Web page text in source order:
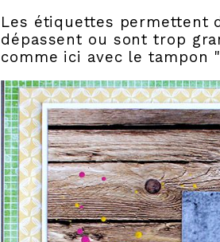
Les étiquettes permettent
dépassent ou sont trop
comme ici avec le tampon